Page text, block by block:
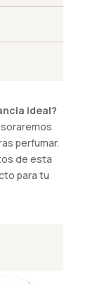
ideal?
perfumar.
de esta
para tu